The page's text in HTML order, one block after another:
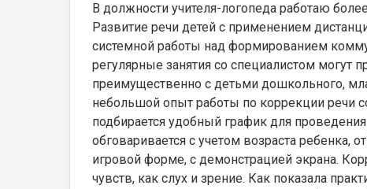
В должности учителя-логопеда работаю
Развитие речи детей с применением
системной работы над формированием
регулярные занятия со специалистом могут
преимущественно с детьми дошкольного,
небольшой опыт работы по коррекции речи
подбирается удобный график для
обговаривается с учетом возраста ребенка,
игровой форме, с демонстрацией экрана.
чувств, как слух и зрение. Как показала